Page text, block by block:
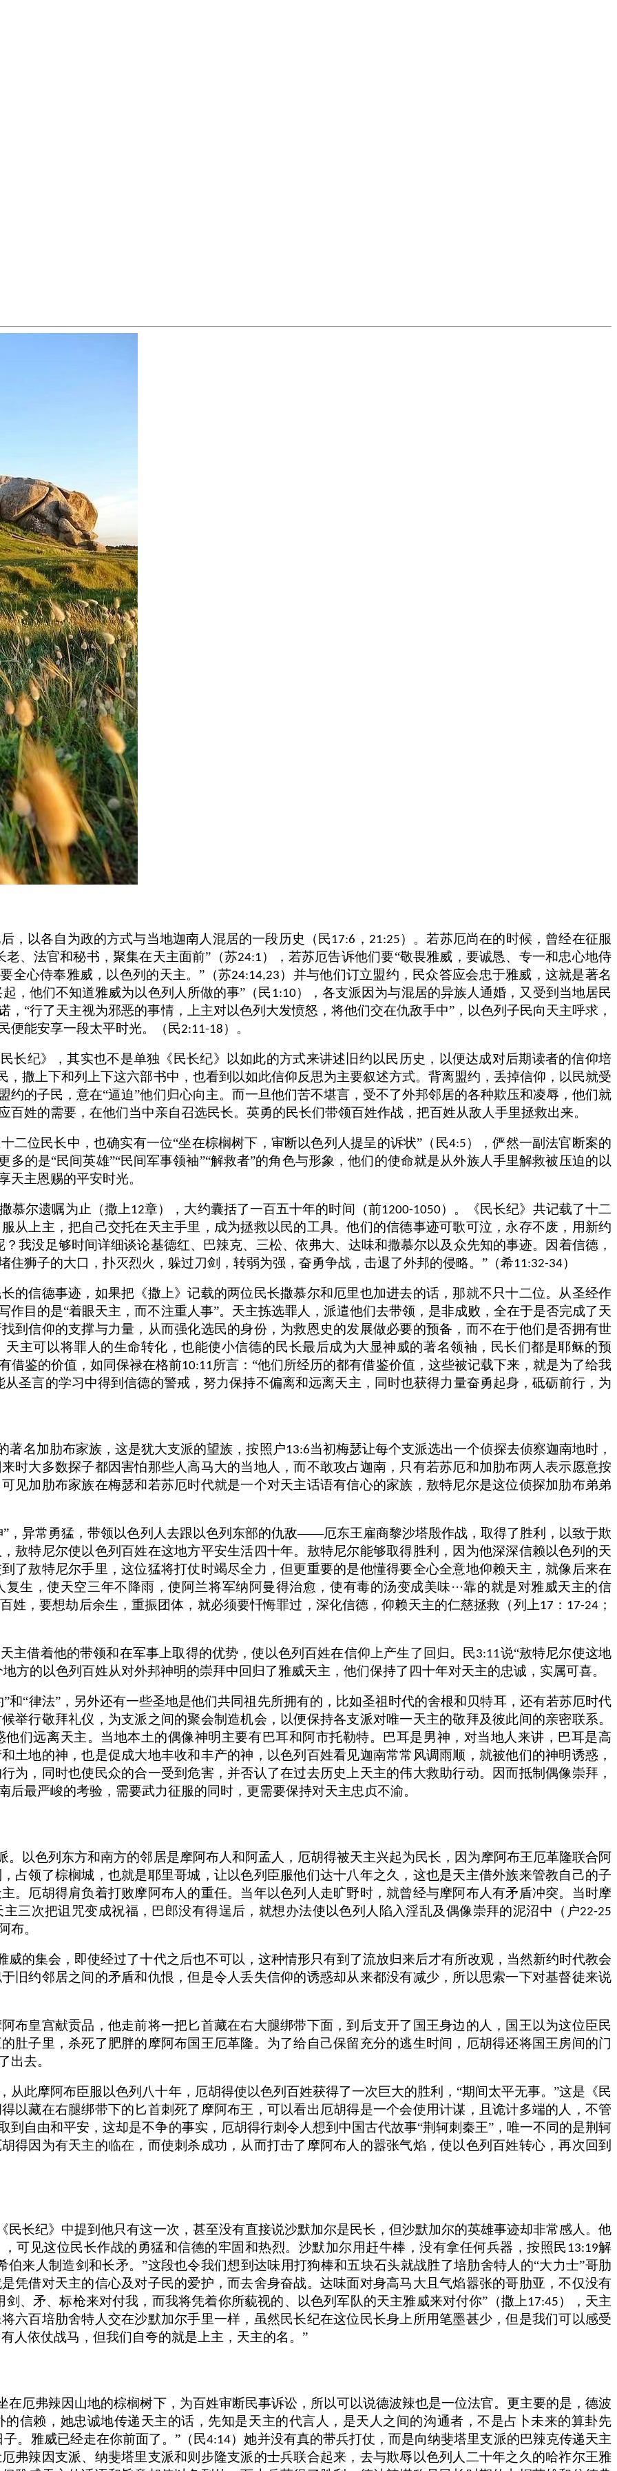
，以各自为政的方式与当地迦南人混居的一段历史（民17:6 ， 21:25 ）。若苏厄尚在的时候，曾经在征服
、法官和秘书，聚集在天主面前”（苏24:1 ），若苏厄告诉他们要“敬畏雅威，要诚恳、专一和忠心地侍
全心侍奉雅威，以色列的天主。”（苏24:14,23 ）并与他们订立盟约，民众答应会忠于雅威，这就是著名
，他们不知道雅威为以色列人所做的事”（民1:10），各支派因为与混居的异族人通婚，又受到当地居民
“行了天主视为邪恶的事情，上主对以色列大发愤怒，将他们交在仇敌手中”，以色列子民向天主呼求，
便能安享一段太平时光。（民2:11-18 ）。
长纪》，其实也不是单独《民长纪》以如此的方式来讲述旧约以民历史，以便达成对后期读者的信仰培
，撒上下和列上下这六部书中，也看到以如此信仰反思为主要叙述方式。背离盟约，丢掉信仰，以民就受
约的子民，意在“逼迫”他们归心向主。而一旦他们苦不堪言，受不了外邦邻居的各种欺压和凌辱，他们就
姓的需要，在他们当中亲自召选民长。英勇的民长们带领百姓作战，把百姓从敌人手里拯救出来。
二位民长中，也确实有一位“坐在棕榈树下，审断以色列人提呈的诉状”（民4:5 ），俨然一副法官断案的
的是“民间英雄”“民间军事领袖”“解救者”的角色与形象，他们的使命就是从外族人手里解救被压迫的以
天主恩赐的平安时光。
慕尔遗嘱为止（撒上12章），大约囊括了一百五十年的时间（前1200-1050）。《民长纪》共记载了十二
从上主，把自己交托在天主手里，成为拯救以民的工具。他们的信德事迹可歌可泣，永存不废，用新约
我没足够时间详细谈论基德红、巴辣克、三松、依弗大、达味和撒慕尔以及众先知的事迹。因着信德，
住狮子的大口，扑灭烈火，躲过刀剑，转弱为强，奋勇争战，击退了外邦的侵略。”（希11:32-34）
的信德事迹，如果把《撒上》记载的两位民长撒慕尔和厄里也加进去的话，那就不只十二位。从圣经作
目的是“着眼天主，而不注重人事”。天主拣选罪人，派遣他们去带领，是非成败，全在于是否完成了天
到信仰的支撑与力量，从而强化选民的身份，为救恩史的发展做必要的预备，而不在于他们是否拥有世
主可以将罪人的生命转化，也能使小信德的民长最后成为大显神威的著名领袖，民长们都是耶稣的预
借鉴的价值，如同保禄在格前10:11所言：“他们所经历的都有借鉴价值，这些被记载下来，就是为了给我
圣言的学习中得到信德的警戒，努力保持不偏离和远离天主，同时也获得力量奋勇起身，砥砺前行，为
著名加肋布家族，这是犹大支派的望族，按照户13:6当初梅瑟让每个支派选出一个侦探去侦察迦南地时，
时大多数探子都因害怕那些人高马大的当地人，而不敢攻占迦南，只有若苏厄和加肋布两人表示愿意按
见加肋布家族在梅瑟和若苏厄时代就是一个对天主话语有信心的家族，敖特尼尔是这位侦探加肋布弟弟
，异常勇猛，带领以色列人去跟以色列东部的仇敌——厄东王雇商黎沙塔殷作战，取得了胜利，以致于欺
敖特尼尔使以色列百姓在这地方平安生活四十年。敖特尼尔能够取得胜利，因为他深深信赖以色列的天
了敖特尼尔手里，这位猛将打仗时竭尽全力，但更重要的是他懂得要全心全意地仰赖天主，就像后来在
生，使天空三年不降雨，使阿兰将军纳阿曼得治愈，使有毒的汤变成美味···靠的就是对雅威天主的信
姓，要想劫后余生，重振团体，就必须要忏悔罪过，深化信德，仰赖天主的仁慈拯救（列上17 ： 17-24 ；
主借着他的带领和在军事上取得的优势，使以色列百姓在信仰上产生了回归。民3:11说“敖特尼尔使这地
方的以色列百姓从对外邦神明的崇拜中回归了雅威天主，他们保持了四十年对天主的忠诚，实属可喜。
和“律法”，另外还有一些圣地是他们共同祖先所拥有的，比如圣祖时代的舍根和贝特耳，还有若苏厄时代
举行敬拜礼仪，为支派之间的聚会制造机会，以便保持各支派对唯一天主的敬拜及彼此间的亲密联系。
们远离天主。当地本土的偶像神明主要有巴耳和阿市托勒特。巴耳是男神，对当地人来讲，巴耳是高
土地的神，也是促成大地丰收和丰产的神，以色列百姓看见迦南常常风调雨顺，就被他们的神明诱惑，
为，同时也使民众的合一受到危害，并否认了在过去历史上天主的伟大救助行动。因而抵制偶像崇拜，
最严峻的考验，需要武力征服的同时，更需要保持对天主忠贞不渝。
。以色列东方和南方的邻居是摩阿布人和阿孟人，厄胡得被天主兴起为民长，因为摩阿布王厄革隆联合阿
占领了棕榈城，也就是耶里哥城，让以色列臣服他们达十八年之久，这也是天主借外族来管教自己的子
。厄胡得肩负着打败摩阿布人的重任。当年以色列人走旷野时，就曾经与摩阿布人有矛盾冲突。当时摩
三次把诅咒变成祝福，巴郎没有得逞后，就想办法使以色列人陷入淫乱及偶像崇拜的泥沼中（户22-25
布。
威的集会，即使经过了十代之后也不可以，这种情形只有到了流放归来后才有所改观，当然新约时代教会
旧约邻居之间的矛盾和仇恨，但是令人丢失信仰的诱惑却从来都没有减少，所以思索一下对基督徒来说
布皇宫献贡品，他走前将一把匕首藏在右大腿绑带下面，到后支开了国王身边的人，国王以为这位臣民
肚子里，杀死了肥胖的摩阿布国王厄革隆。为了给自己保留充分的逃生时间，厄胡得还将国王房间的门
出去。
此摩阿布臣服以色列八十年，厄胡得使以色列百姓获得了一次巨大的胜利，“期间太平无事。”这是《民
以藏在右腿绑带下的匕首刺死了摩阿布王，可以看出厄胡得是一个会使用计谋，且诡计多端的人，不管
到自由和平安，这却是不争的事实，厄胡得行刺令人想到中国古代故事“荆轲刺秦王”，唯一不同的是荆轲
得因为有天主的临在，而使刺杀成功，从而打击了摩阿布人的嚣张气焰，使以色列百姓转心，再次回到
民长纪》中提到他只有这一次，甚至没有直接说沙默加尔是民长，但沙默加尔的英雄事迹却非常感人。他
，可见这位民长作战的勇猛和信德的牢固和热烈。沙默加尔用赶牛棒，没有拿任何兵器，按照民13:19解
来人制造剑和长矛。”这段也令我们想到达味用打狗棒和五块石头就战胜了培肋舍特人的“大力士”哥肋
凭借对天主的信心及对子民的爱护，而去舍身奋战。达味面对身高马大且气焰嚣张的哥肋亚，不仅没有
、矛、标枪来对付我，而我将凭着你所藐视的、以色列军队的天主雅威来对付你”（撒上17:45 ），天主
六百培肋舍特人交在沙默加尔手里一样，虽然民长纪在这位民长身上所用笔墨甚少，但是我们可以感受
人依仗战马，但我们自夸的就是上主，天主的名。”
在厄弗辣因山地的棕榈树下，为百姓审断民事诉讼，所以可以说德波辣也是一位法官。更主要的是，德波
信赖，她忠诚地传递天主的话，先知是天主的代言人，是天人之间的沟通者，不是占卜未来的算卦先
。雅威已经走在你前面了。”（民4:14）她并没有真的带兵打仗，而是向纳斐塔里支派的巴辣克传递天主
弗辣因支派、纳斐塔里支派和则步隆支派的士兵联合起来，去与欺辱以色列人二十年之久的哈祚尔王雅